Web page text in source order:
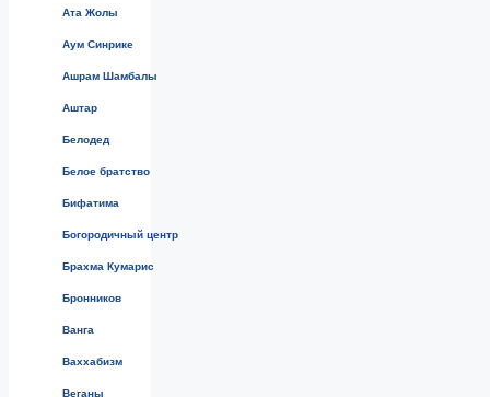
Ата Жолы
Аум Синрике
Ашрам Шамбалы
Аштар
Белодед
Белое братство
Бифатима
Богородичный центр
Брахма Кумарис
Бронников
Ванга
Ваххабизм
Веганы